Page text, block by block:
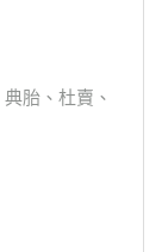
胎、杜賣、